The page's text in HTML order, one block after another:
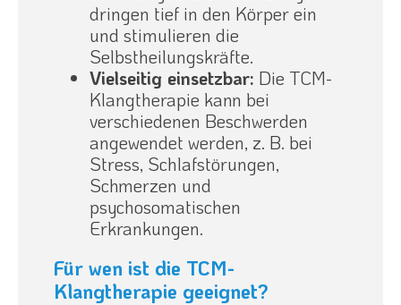
dringen tief in den Körper ein
und stimulieren die
Selbstheilungskräfte.
Vielseitig einsetzbar: Die TCM-
Klangtherapie kann bei
verschiedenen Beschwerden
angewendet werden, z. B. bei
Stress, Schlafstörungen,
Schmerzen und
psychosomatischen
Erkrankungen.
Für wen ist die TCM-
Klangtherapie geeignet?